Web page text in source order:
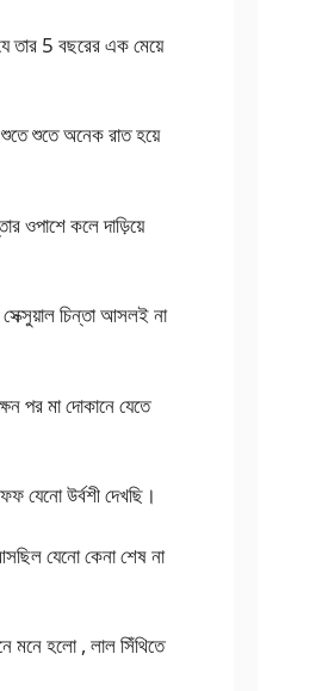
তার 5 বছরের এক মেয়ে
শুতে অনেক রাত হয়ে
ওপাশে কলে দাড়িয়ে
চিন্তা আসলই না
পর মা দোকানে যেতে
যেনো উর্বশী দেখছি।
যেনো কেনা শেষ না
মনে হলো , লাল সিঁথিতে